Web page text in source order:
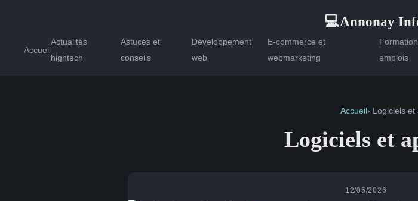
💻Annonay
Accueil
Actualités
hightech
Astuces et
conseils
Développement
web
E-commerce et
webmarketing
emplois
Accueil › Logiciels
Logiciels et
12/05/2026